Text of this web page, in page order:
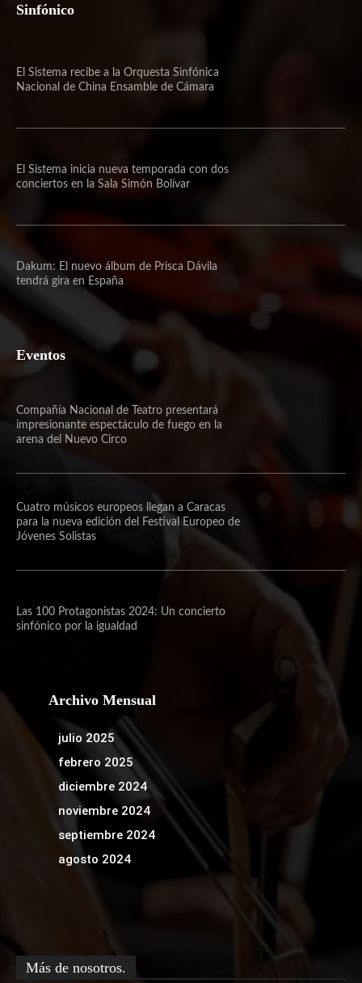
Sinfónico
El Sistema recibe a la Orquesta Sinfónica
Nacional de China Ensamble de Cámara
El Sistema inicia nueva temporada con dos
conciertos en la Sala Simón Bolívar
Dakum: El nuevo álbum de Prisca Dávila
tendrá gira en España
Eventos
Compañía Nacional de Teatro presentará
impresionante espectáculo de fuego en la
arena del Nuevo Circo
Cuatro músicos europeos llegan a Caracas
para la nueva edición del Festival Europeo de
Jóvenes Solistas
Las 100 Protagonistas 2024: Un concierto
sinfónico por la igualdad
Archivo Mensual
julio 2025
febrero 2025
diciembre 2024
noviembre 2024
septiembre 2024
agosto 2024
Más de nosotros.